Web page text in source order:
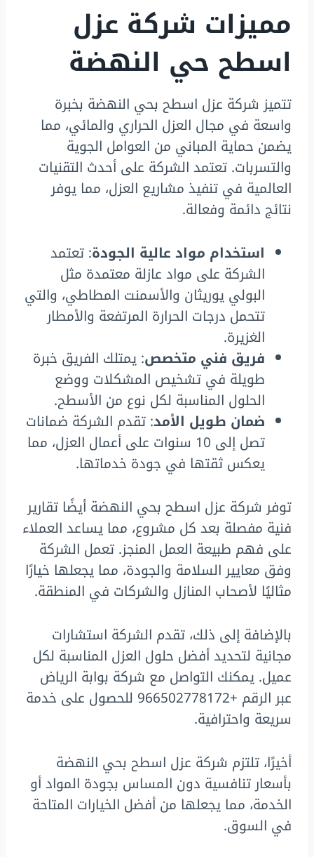
مميزات شركة عزل
اسطح حي النهضة
تتميز شركة عزل اسطح بحي النهضة بخبرة
واسعة في مجال العزل الحراري والمائي، مما
يضمن حماية المباني من العوامل الجوية
والتسربات. تعتمد الشركة على أحدث التقنيات
العالمية في تنفيذ مشاريع العزل، مما يوفر
نتائج دائمة وفعالة.
استخدام مواد عالية الجودة: تعتمد
الشركة على مواد عازلة معتمدة مثل
البولي يوريثان والأسمنت المطاطي، والتي
تتحمل درجات الحرارة المرتفعة والأمطار
الغزيرة.
فريق فني متخصص: يمتلك الفريق خبرة
طويلة في تشخيص المشكلات ووضع
الحلول المناسبة لكل نوع من الأسطح.
ضمان طويل الأمد: تقدم الشركة ضمانات
تصل إلى 10 سنوات على أعمال العزل، مما
يعكس ثقتها في جودة خدماتها.
توفر شركة عزل اسطح بحي النهضة أيضًا تقارير
فنية مفصلة بعد كل مشروع، مما يساعد العملاء
على فهم طبيعة العمل المنجز. تعمل الشركة
وفق معايير السلامة والجودة، مما يجعلها خيارًا
مثاليًا لأصحاب المنازل والشركات في المنطقة.
بالإضافة إلى ذلك، تقدم الشركة استشارات
مجانية لتحديد أفضل حلول العزل المناسبة لكل
عميل. يمكنك التواصل مع شركة بوابة الرياض
عبر الرقم +966502778172 للحصول على خدمة
سريعة واحترافية.
أخيرًا، تلتزم شركة عزل اسطح بحي النهضة
بأسعار تنافسية دون المساس بجودة المواد أو
الخدمة، مما يجعلها من أفضل الخيارات المتاحة
في السوق.